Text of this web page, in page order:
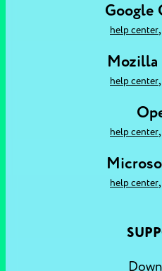
Google
help center,
Mozilla
help center,
help center,
help center,